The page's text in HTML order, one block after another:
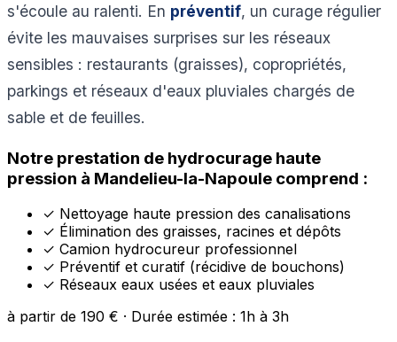
s'écoule au ralenti. En préventif, un curage régulier
évite les mauvaises surprises sur les réseaux
sensibles : restaurants (graisses), copropriétés,
parkings et réseaux d'eaux pluviales chargés de
sable et de feuilles.
Notre prestation de hydrocurage haute
pression à Mandelieu-la-Napoule comprend :
✓ Nettoyage haute pression des canalisations
✓ Élimination des graisses, racines et dépôts
✓ Camion hydrocureur professionnel
✓ Préventif et curatif (récidive de bouchons)
✓ Réseaux eaux usées et eaux pluviales
à partir de 190 € · Durée estimée : 1h à 3h